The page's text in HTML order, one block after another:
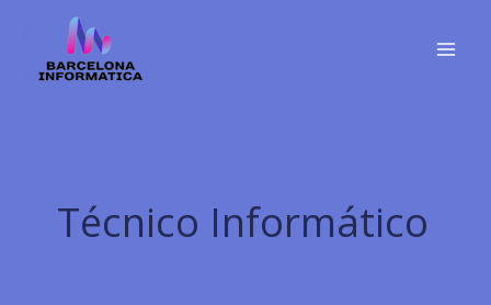
contenido
Técnico Informático